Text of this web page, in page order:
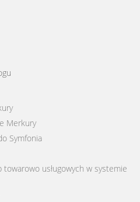
Merkury
Symfonia
usługowych w systemie